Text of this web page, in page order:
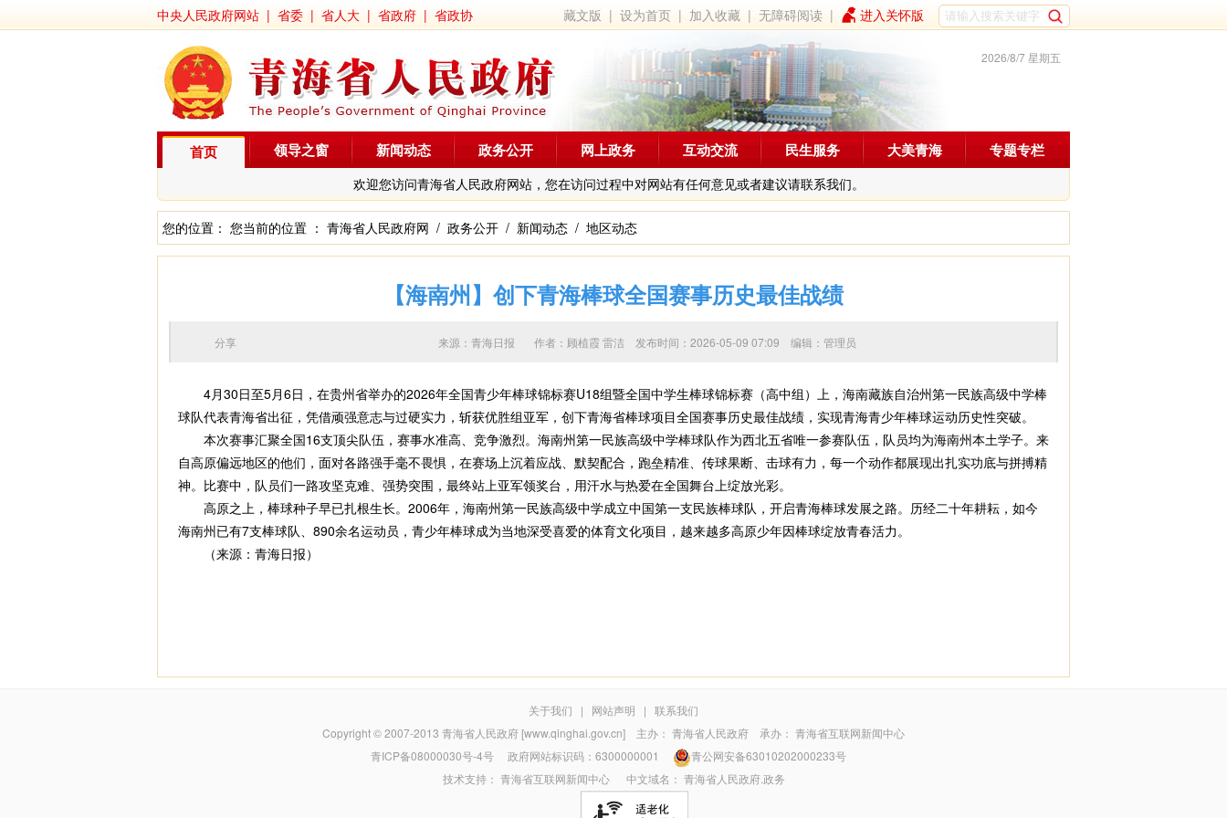
中央人民政府网站 | 省委 | 省人大 | 省政府 | 省政协 藏文版 |设为首页 | 加入收藏 |无障碍阅读 | 进入关怀版
2026/8/7 星期五
首页
欢迎您访问青海省人民政府网站，您在访问过程中对网站有任何意见或者建议请联系我们。
领导之窗 新闻动态 政务公开 网上政务 互动交流 民生服务 大美青海 专题专栏
您的位置： 您当前的位置 ： 青海省人民政府网 / 政务公开 / 新闻动态 / 地区动态
【海南州】创下青海棒球全国赛事历史最佳战绩
来源：青海日报 作者： 顾植霞 雷洁 发布时间：2026-05-09 07:09 编辑：管理员
分享
4月30日至5月6日，在贵州省举办的2026年全国青少年棒球锦标赛U18组暨全国中学生棒球锦标赛（高中组）上，海南藏族自治州第一民族高级中学棒
球队代表青海省出征，凭借顽强意志与过硬实力，斩获优胜组亚军，创下青海省棒球项目全国赛事历史最佳战绩，实现青海青少年棒球运动历史性突破。
本次赛事汇聚全国16支顶尖队伍，赛事水准高、竞争激烈。海南州第一民族高级中学棒球队作为西北五省唯一参赛队伍，队员均为海南州本土学子。来
自高原偏远地区的他们，面对各路强手毫不畏惧，在赛场上沉着应战、默契配合，跑垒精准、传球果断、击球有力，每一个动作都展现出扎实功底与拼搏精
神。比赛中，队员们一路攻坚克难、强势突围，最终站上亚军领奖台，用汗水与热爱在全国舞台上绽放光彩。
高原之上，棒球种子早已扎根生长。2006年，海南州第一民族高级中学成立中国第一支民族棒球队，开启青海棒球发展之路。历经二十年耕耘，如今
海南州已有7支棒球队、890余名运动员，青少年棒球成为当地深受喜爱的体育文化项目，越来越多高原少年因棒球绽放青春活力。
（来源：青海日报）
关于我们 | 网站声明 | 联系我们
Copyright © 2007-2013 青海省人民政府 [www.qinghai.gov.cn] 主办： 青海省人民政府 承办： 青海省互联网新闻中心
青ICP备08000030号-4号政府网站标识码：6300000001
青公网安备63010202000233号
技术支持： 青海省互联网新闻中心中文域名： 青海省人民政府.政务